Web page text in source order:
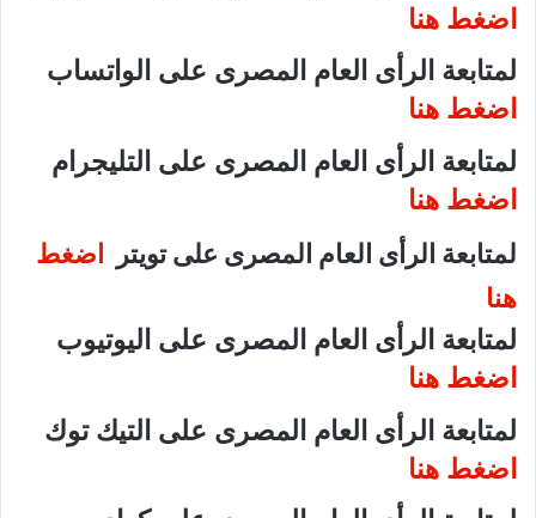
اضغط هنا
لمتابعة الرأى العام المصرى على الواتساب
اضغط هنا
لمتابعة الرأى العام المصرى على التليجرام
اضغط هنا
لمتابعة الرأى العام المصرى على تويتر
اضغط
هنا
لمتابعة الرأى العام المصرى على اليوتيوب
اضغط هنا
لمتابعة الرأى العام المصرى على التيك توك
اضغط هنا